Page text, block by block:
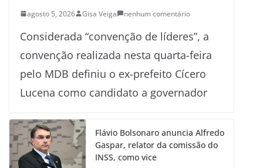
agosto 5, 2026 Gisa Veiga nenhum comentário
Considerada “convenção de líderes”, a
convenção realizada nesta quarta-feira
pelo MDB definiu o ex-prefeito Cícero
Lucena como candidato a governador
Flávio Bolsonaro anuncia Alfredo
Gaspar, relator da comissão do
INSS, como vice